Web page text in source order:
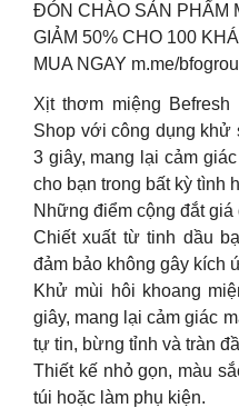
ĐÓN CHÀO SẢN PHẨM
GIẢM 50% CHO 100
MUA NGAY m.me/
Xịt thơm miệng
Shop với công dụng khử
3 giây, mang lại cảm
cho bạn trong bất kỳ tình
Những điểm cộng đắt
Chiết xuất từ tinh dầu
đảm bảo không gây kích
Khử mùi hôi khoang
giây, mang lại cảm giác
tự tin, bừng tỉnh và tràn
Thiết kế nhỏ gọn, màu
túi hoặc làm phụ kiện.